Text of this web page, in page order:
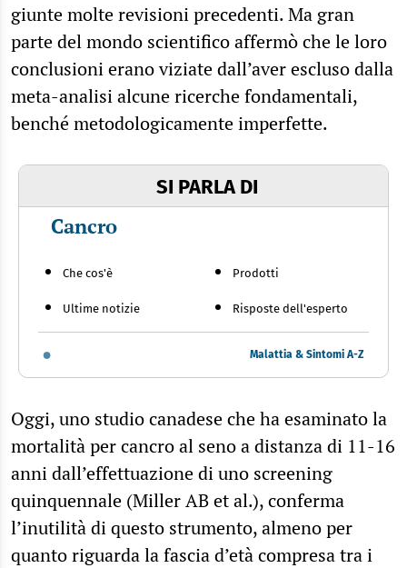
giunte molte revisioni precedenti. Ma gran
parte del mondo scientifico affermò che le loro
conclusioni erano viziate dall’aver escluso dalla
meta-analisi alcune ricerche fondamentali,
benché metodologicamente imperfette.
SI PARLA DI
Cancro
Che cos'è
Ultime notizie
Prodotti
Risposte dell'esperto
Malattia & Sintomi A-Z
Oggi, uno studio canadese che ha esaminato la
mortalità per cancro al seno a distanza di 11-16
anni dall’effettuazione di uno screening
quinquennale (Miller AB et al.), conferma
l’inutilità di questo strumento, almeno per
quanto riguarda la fascia d’età compresa tra i